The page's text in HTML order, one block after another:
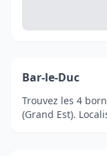
Bar-le-Duc
Trouvez les 4
(Grand Est).